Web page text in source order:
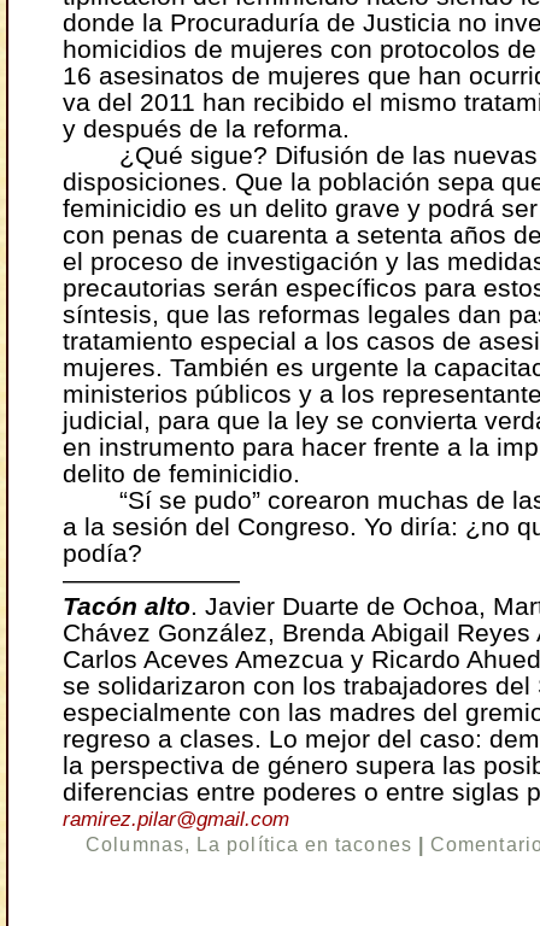
donde la Procuraduría de Justicia no
homicidios de mujeres con protocolos
16 asesinatos de mujeres que han
va del 2011 han recibido el mismo
y después de la reforma.
¿Qué sigue? Difusión de las nuevas
disposiciones. Que la población sepa
feminicidio es un delito grave y podrá
con penas de cuarenta a setenta años
el proceso de investigación y las
precautorias serán específicos para
síntesis, que las reformas legales dan
tratamiento especial a los casos de
mujeres. También es urgente la
ministerios públicos y a los
judicial, para que la ley se convierta
en instrumento para hacer frente a la
delito de feminicidio.
“Sí se pudo” corearon muchas de
a la sesión del Congreso. Yo diría: ¿no
podía?
———————
Tacón alto. Javier Duarte de Ochoa,
Chávez González, Brenda Abigail Reyes
Carlos Aceves Amezcua y Ricardo
se solidarizaron con los trabajadores del
especialmente con las madres del
regreso a clases. Lo mejor del caso:
la perspectiva de género supera las
diferencias entre poderes o entre siglas
ramirez.pilar@gmail.com
Columnas, La política en tacones